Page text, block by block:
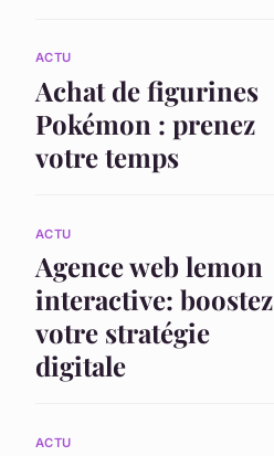
ACTU
Achat de figurines
Pokémon : prenez
votre temps
ACTU
Agence web lemon
interactive: boostez
votre stratégie
digitale
ACTU